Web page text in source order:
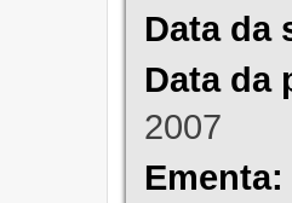
Data da
Data da
2007
Ementa: